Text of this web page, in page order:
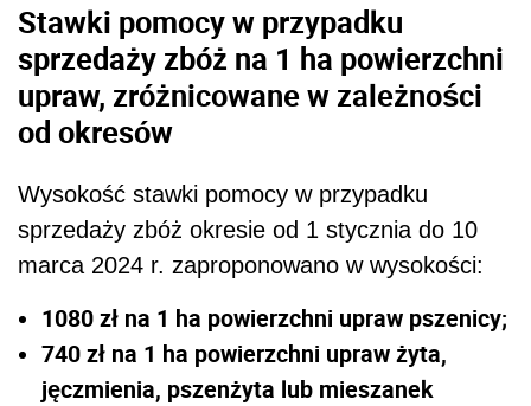
Stawki pomocy w przypadku
sprzedaży zbóż na 1 ha powierzchni
upraw, zróżnicowane w zależności
od okresów
Wysokość stawki pomocy w przypadku
sprzedaży zbóż okresie od 1 stycznia do 10
marca 2024 r. zaproponowano w wysokości:
1080 zł na 1 ha powierzchni upraw pszenicy;
740 zł na 1 ha powierzchni upraw żyta,
jęczmienia, pszenżyta lub mieszanek